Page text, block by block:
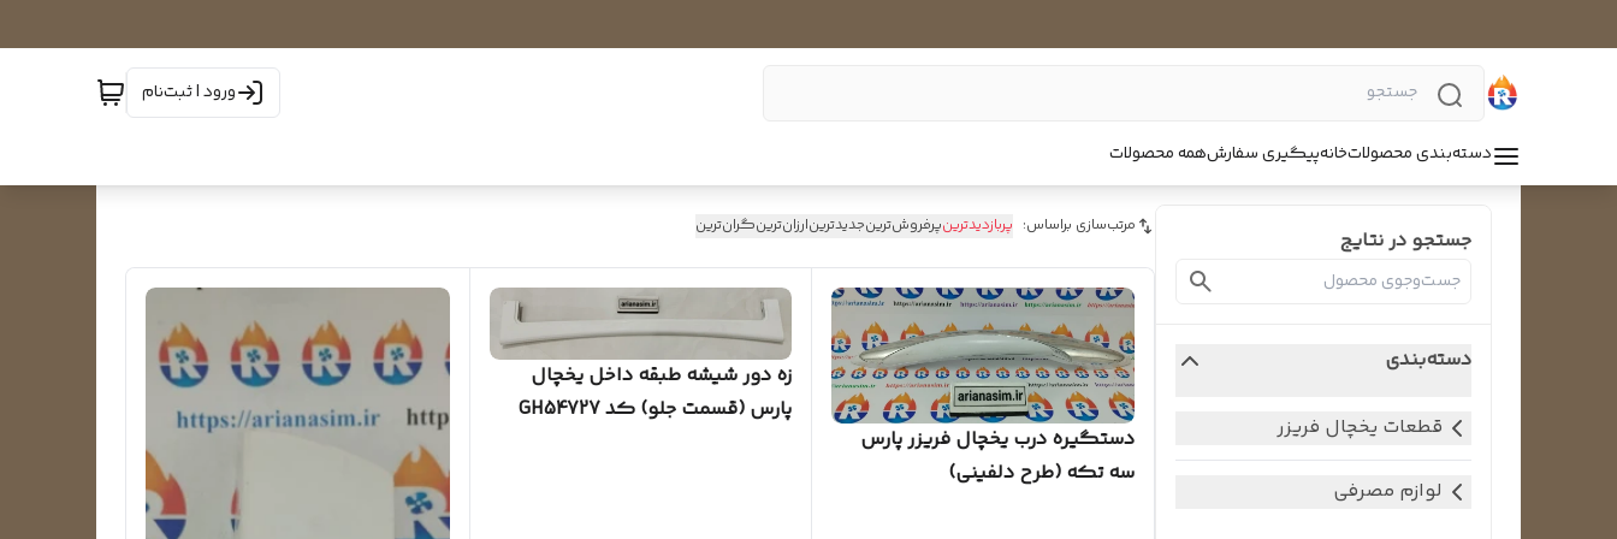
ورود | ثبت‌نام
دسته‌بندی محصولاتخانهپیگیری سفارشهمه محصولات
جستجو در نتایج
دسته‌بندی
قطعات یخچال فریزر
لوازم مصرفی
مرتب‌سازی براساس: پربازدیدترینپرفروش‌ترینجدیدترینارزان‌ترینگران‌ترین
دستگیره درب یخچال فریزر پارس
سه تکه (طرح دلفینی)
زه دور شیشه طبقه داخل یخچال
پارس (قسمت جلو) کد GH54727